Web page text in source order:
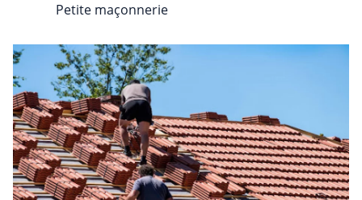
Petite maçonnerie